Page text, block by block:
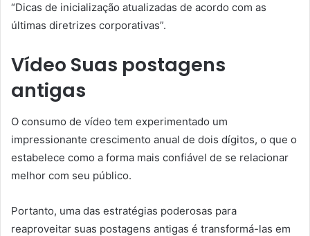
“Dicas de inicialização atualizadas de acordo com as
últimas diretrizes corporativas”.
Vídeo Suas postagens
antigas
O consumo de vídeo tem experimentado um
impressionante crescimento anual de dois dígitos, o que o
estabelece como a forma mais confiável de se relacionar
melhor com seu público.
Portanto, uma das estratégias poderosas para
reaproveitar suas postagens antigas é transformá-las em